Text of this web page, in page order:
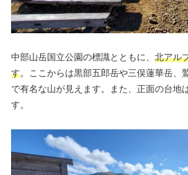
中部山岳国立公園の標識とともに、 北アル
す。ここからは黒部五郎岳や三俣蓮華岳、
で有名な山が見えます。また、正面の台地
す。